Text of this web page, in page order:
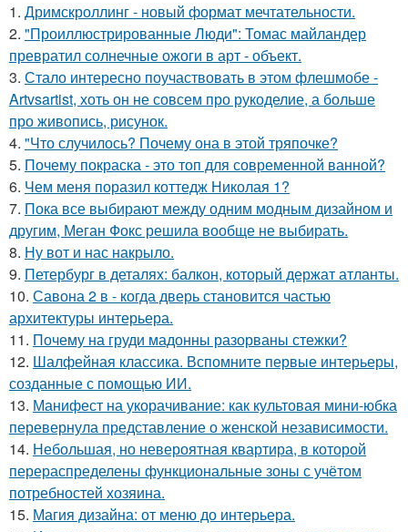
1. Дримскроллинг - новый формат мечтательности.
2. "Проиллюстрированные Люди": Томас майландер
превратил солнечные ожоги в арт - объект.
3. Стало интересно поучаствовать в этом флешмобе -
Artvsartist, хоть он не совсем про рукоделие, а больше
про живопись, рисунок.
4. "Что случилось? Почему она в этой тряпочке?
5. Почему покраска - это топ для современной ванной?
6. Чем меня поразил коттедж Николая 1?
7. Пока все выбирают между одним модным дизайном и
другим, Меган Фокс решила вообще не выбирать.
8. Ну вот и нас накрыло.
9. Петербург в деталях: балкон, который держат атланты.
10. Савона 2 в - когда дверь становится частью
архитектуры интерьера.
11. Почему на груди мадонны разорваны стежки?
12. Шалфейная классика. Вспомните первые интерьеры,
созданные с помощью ИИ.
13. Манифест на укорачивание: как культовая мини-юбка
перевернула представление о женской независимости.
14. Небольшая, но невероятная квартира, в которой
перераспределены функциональные зоны с учётом
потребностей хозяина.
15. Магия дизайна: от меню до интерьера.